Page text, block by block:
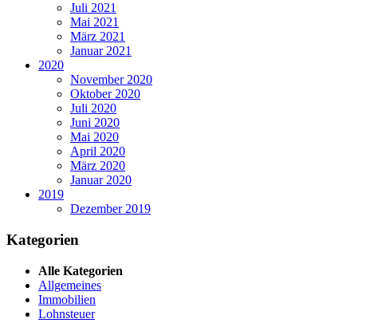
Juli 2021
Mai 2021
März 2021
Januar 2021
2020
November 2020
Oktober 2020
Juli 2020
Juni 2020
Mai 2020
April 2020
März 2020
Januar 2020
2019
Dezember 2019
Kategorien
Alle Kategorien
Allgemeines
Immobilien
Lohnsteuer